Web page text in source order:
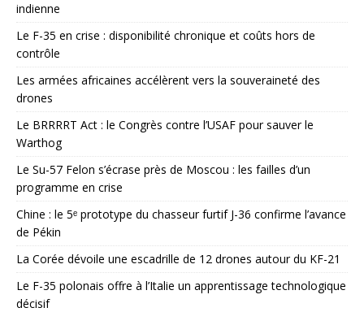
indienne
Le F-35 en crise : disponibilité chronique et coûts hors de
contrôle
Les armées africaines accélèrent vers la souveraineté des
drones
Le BRRRRT Act : le Congrès contre l’USAF pour sauver le
Warthog
Le Su-57 Felon s’écrase près de Moscou : les failles d’un
programme en crise
Chine : le 5ᵉ prototype du chasseur furtif J-36 confirme l’avance
de Pékin
La Corée dévoile une escadrille de 12 drones autour du KF-21
Le F-35 polonais offre à l’Italie un apprentissage technologique
décisif